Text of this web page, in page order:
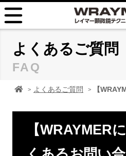
HOME
FAQ
TIPS
取扱説明書
お問い合せ
よくあるご質問
FAQ
顕微鏡 レイマーHOME
よくあるご質問
【WRAYMER